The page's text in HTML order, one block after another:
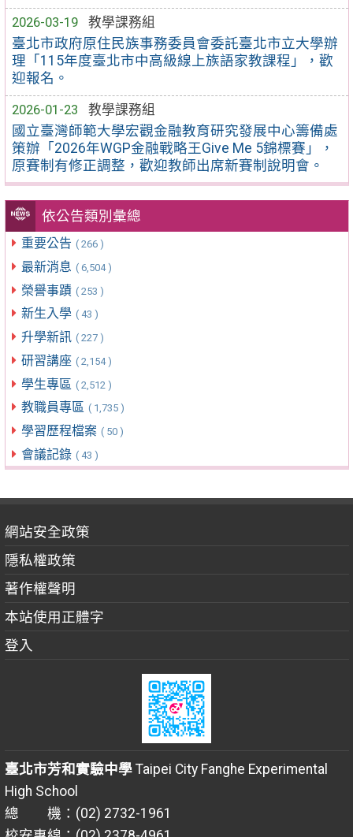
2026-03-19
教學課務組
臺北市政府原住民族事務委員會委託臺北市立大學辦
理「115年度臺北市中高級線上族語家教課程」，歡
迎報名。
2026-01-23
教學課務組
國立臺灣師範大學宏觀金融教育研究發展中心籌備處
策辦「2026年WGP金融戰略王Give Me 5錦標賽」，
原賽制有修正調整，歡迎教師出席新賽制說明會。
依公告類別彙總
重要公告 ( 266 )
最新消息 ( 6,504 )
榮譽事蹟 ( 253 )
新生入學 ( 43 )
升學新訊 ( 227 )
研習講座 ( 2,154 )
學生專區 ( 2,512 )
教職員專區 ( 1,735 )
學習歷程檔案 ( 50 )
會議記錄 ( 43 )
網站安全政策
隱私權政策
著作權聲明
本站使用正體字
登入
臺北市芳和實驗中學Taipei City Fanghe Experimental
High School
總 機：(02) 2732-1961